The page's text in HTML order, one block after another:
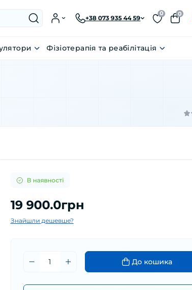
+38 073 935 44 59
0 0
Фізіотерапія та реабілітація
В наявності
19 900.0грн
Знайшли дешевше?
До кошика